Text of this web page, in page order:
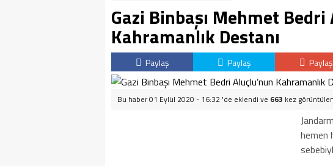
Gazi Binbaşı Mehmet Bedri
Kahramanlık Destanı
Paylaş Paylaş Paylaş
Bu haber 01 Eylül 2020 - 16:32 'de eklendi ve 663 kez
hemen